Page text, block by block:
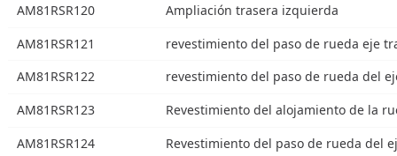
AM81RSR120
Ampliación trasera izquierda
AM81RSR121
revestimiento del paso de rueda eje
AM81RSR122
revestimiento del paso de rueda del
AM81RSR123
Revestimiento del alojamiento de la
AM81RSR124
Revestimiento del paso de rueda del